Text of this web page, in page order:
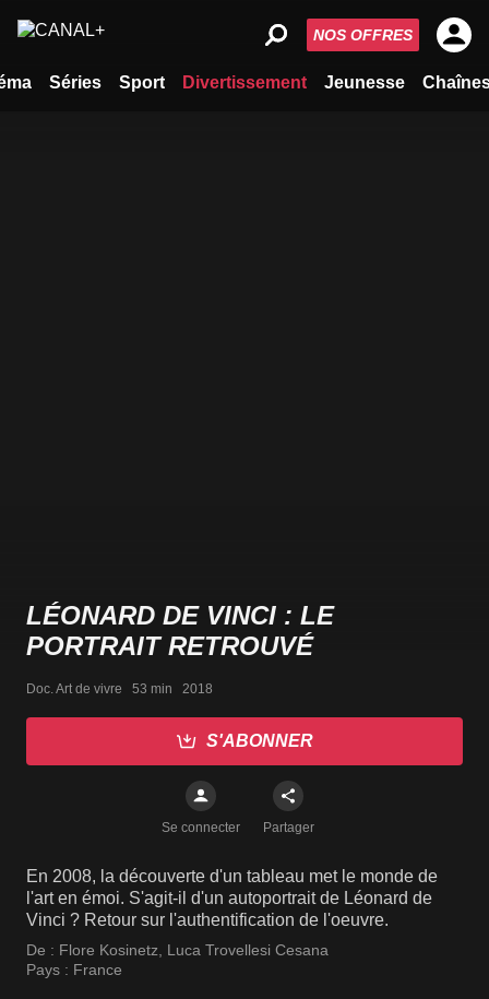
Séries Sport Divertissement Jeunesse
NOS OFFRES
LÉONARD DE VINCI : LE
PORTRAIT RETROUVÉ
Doc. Art de vivre   53 min   2018
S'ABONNER
Se connecter Partager
En 2008, la découverte d'un tableau met le monde de
l'art en émoi. S'agit-il d'un autoportrait de Léonard de
Vinci ? Retour sur l'authentification de l'oeuvre.
De : Flore Kosinetz, Luca Trovellesi Cesana
Pays : France